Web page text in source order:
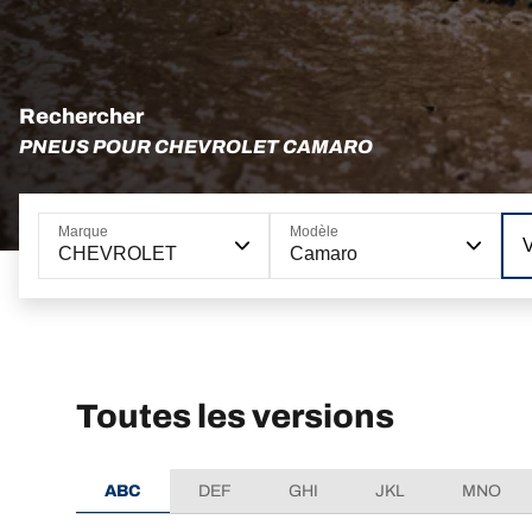
Rechercher
PNEUS POUR CHEVROLET CAMARO
Marque
CHEVROLET
Modèle
Camaro
Toutes les versions
ABC DEF GHI JKL MNO